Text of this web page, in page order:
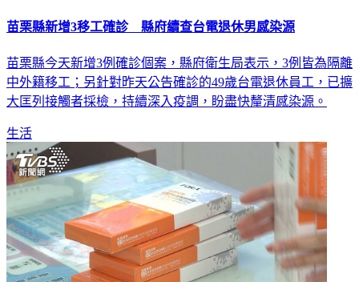
苗栗縣新增3移工確診 縣府續查台電退休男感染源
苗栗縣今天新增3例確診個案，縣府衛生局表示，3例皆為隔離
中外籍移工；另針對昨天公告確診的49歲台電退休員工，已擴
大匡列接觸者採檢，持續深入疫調，盼盡快釐清感染源。
生活